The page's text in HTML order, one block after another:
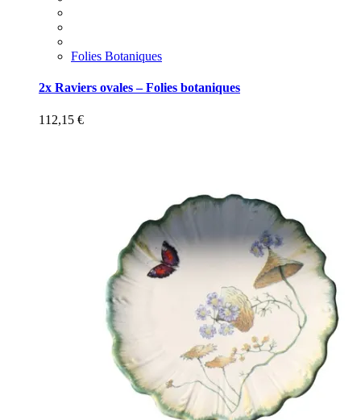
Folies Botaniques
2x Raviers ovales – Folies botaniques
112,15 €